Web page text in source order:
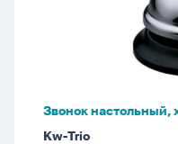
Звонок настольный,
Kw-Trio